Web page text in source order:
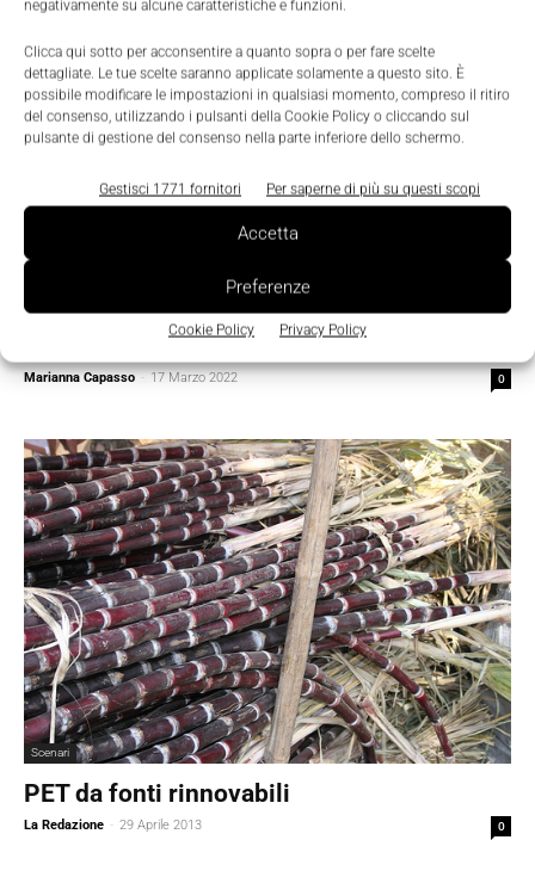
negativamente su alcune caratteristiche e funzioni.
Clicca qui sotto per acconsentire a quanto sopra o per fare scelte
dettagliate. Le tue scelte saranno applicate solamente a questo sito. È
possibile modificare le impostazioni in qualsiasi momento, compreso il ritiro
del consenso, utilizzando i pulsanti della Cookie Policy o cliccando sul
pulsante di gestione del consenso nella parte inferiore dello schermo.
Gestisci 1771 fornitori Per saperne di più su questi scopi
Accetta
Preferenze
Cookie Policy Privacy Policy
Decreto Bollette 2022: 5,5 miliardi di euro
per il caro energia
Marianna Capasso - 17 Marzo 2022 0
Scenari
PET da fonti rinnovabili
La Redazione - 29 Aprile 2013 0